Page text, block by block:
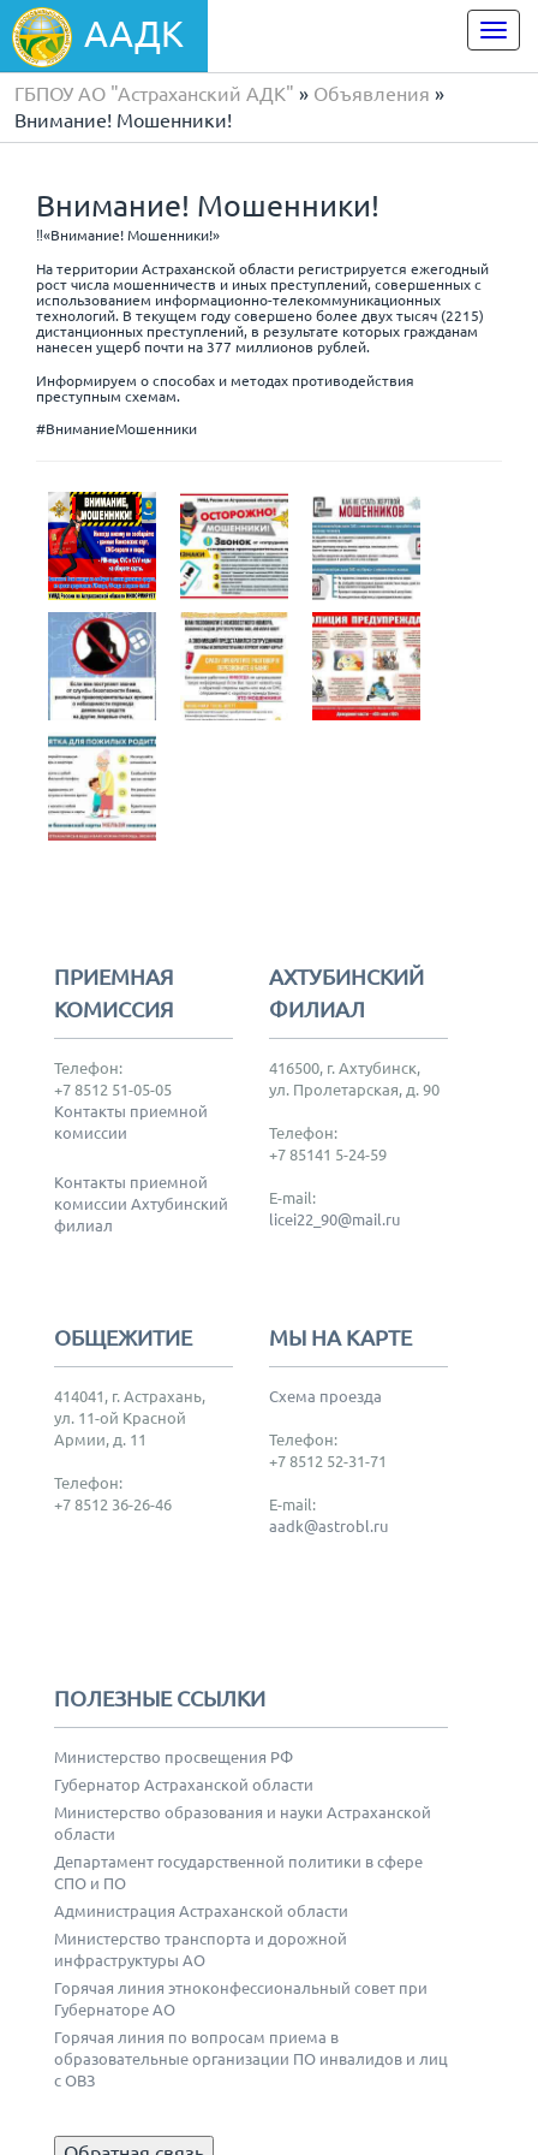
ААДК
ГБПОУ АО "Астраханский АДК" » Объявления »
Внимание! Мошенники!
Внимание! Мошенники!
‼️«Внимание! Мошенники!»
На территории Астраханской области регистрируется ежегодный
рост числа мошенничеств и иных преступлений, совершенных с
использованием информационно-телекоммуникационных
технологий. В текущем году совершено более двух тысяч (2215)
дистанционных преступлений, в результате которых гражданам
нанесен ущерб почти на 377 миллионов рублей.
Информируем о способах и методах противодействия
преступным схемам.
#ВниманиеМошенники
ПРИЕМНАЯ
КОМИССИЯ
Телефон:
+7 8512 51-05-05
Контакты приемной
комиссии
Контакты приемной
комиссии Ахтубинский
филиал
АХТУБИНСКИЙ
ФИЛИАЛ
416500, г. Ахтубинск,
ул. Пролетарская, д. 90
Телефон:
+7 85141 5-24-59
E-mail:
licei22_90@mail.ru
ОБЩЕЖИТИЕ
414041, г. Астрахань,
ул. 11-ой Красной
Армии, д. 11
Телефон:
+7 8512 36-26-46
МЫ НА КАРТЕ
Схема проезда
Телефон:
+7 8512 52-31-71
E-mail:
aadk@astrobl.ru
ПОЛЕЗНЫЕ ССЫЛКИ
Министерство просвещения РФ
Губернатор Астраханской области
Министерство образования и науки Астраханской
области
Департамент государственной политики в сфере
СПО и ПО
Администрация Астраханской области
Министерство транспорта и дорожной
инфраструктуры АО
Горячая линия этноконфессиональный совет при
Губернаторе АО
Горячая линия по вопросам приема в
образовательные организации ПО инвалидов и лиц
с ОВЗ